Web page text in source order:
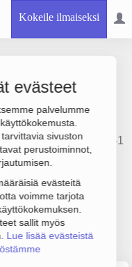
Kokeile ilmaiseksi
evästeet
palvelumme
sivuston
perustoiminnot,
evästeitä
voimme tarjota
sallit myös
Lue lisää evästeistä
Oy
on 1.3 milj. € ja tulos 41
toiminta,
Yrityksen yhtiömuoto
Päättäjätiedot